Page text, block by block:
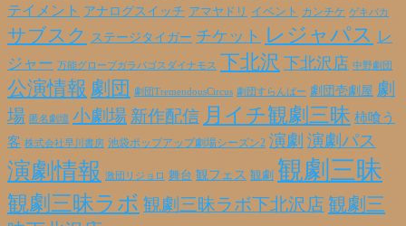
テイメント アナログスイッチ アマヤドリ イベント カンチケ ゲキバカ
サブスク ステージタイガー チケット レジャパス レ
ジャー 万能グローブガラパゴスダイナモス 下北沢 下北沢店 中野劇団
公演情報 劇団 劇団TremendousCircus 劇団すらんばー 劇団壱劇屋 劇
場 匿名劇壇 小劇場 新作配信 月イチ観劇三昧 柿喰う
客 株式会社早川書房 池袋ポップアップ劇場シーズン2 演劇 演劇パス
演劇情報 激団リジョロ 舞台 観フェス 観劇 観劇三昧
観劇三昧ラボ 観劇三昧ラボ下北沢店観劇三